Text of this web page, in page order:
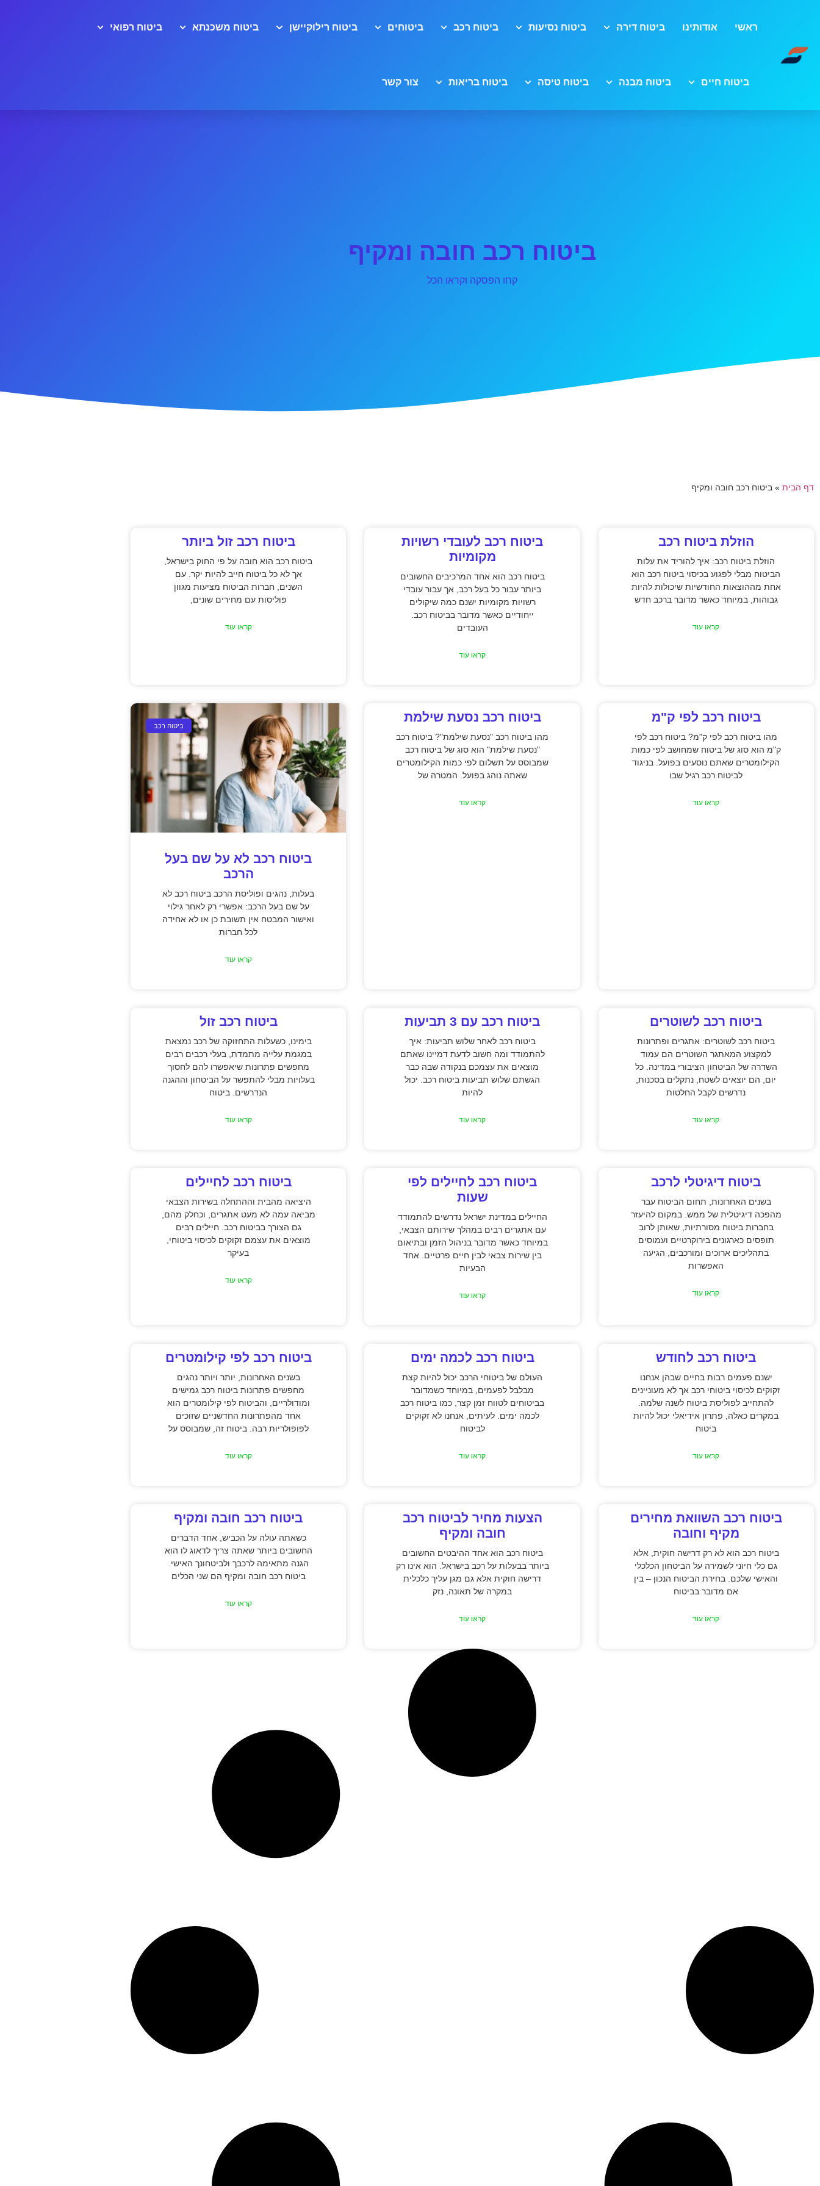
ראשי אודותינו ביטוח דירה ביטוח נסיעות ביטוח רכב ביטוחים ביטוח רילוקיישן ביטוח משכנתא ביטוח רפואי
ביטוח חיים ביטוח מבנה ביטוח טיסה ביטוח בריאות צור קשר
ביטוח רכב חובה ומקיף
קחו הפסקה וקראו הכל
דף הבית » ביטוח רכב חובה ומקיף
הוזלת ביטוח רכב
הוזלת ביטוח רכב: איך להוריד את עלות
הביטוח מבלי לפגוע בכיסוי ביטוח רכב הוא
אחת מההוצאות החודשיות שיכולות להיות
גבוהות, במיוחד כאשר מדובר ברכב חדש
קראו עוד
ביטוח רכב לעובדי רשויות
מקומיות
ביטוח רכב הוא אחד המרכיבים החשובים
ביותר עבור כל בעל רכב, אך עבור עובדי
רשויות מקומיות ישנם כמה שיקולים
ייחודיים כאשר מדובר בביטוח רכב.
העובדים
קראו עוד
ביטוח רכב זול ביותר
ביטוח רכב הוא חובה על פי החוק בישראל,
אך לא כל ביטוח חייב להיות יקר. עם
השנים, חברות הביטוח מציעות מגוון
פוליסות עם מחירים שונים,
קראו עוד
ביטוח רכב לפי ק"מ
מהו ביטוח רכב לפי ק"מ? ביטוח רכב לפי
ק"מ הוא סוג של ביטוח שמחושב לפי כמות
הקילומטרים שאתם נוסעים בפועל. בניגוד
לביטוח רכב רגיל שבו
קראו עוד
ביטוח רכב נסעת שילמת
מהו ביטוח רכב "נסעת שילמת"? ביטוח רכב
"נסעת שילמת" הוא סוג של ביטוח רכב
שמבוסס על תשלום לפי כמות הקילומטרים
שאתה נוהג בפועל. המטרה של
קראו עוד
ביטוח רכב
ביטוח רכב לא על שם בעל
הרכב
בעלות, נהגים ופוליסת הרכב ביטוח רכב לא
על שם בעל הרכב: אפשרי רק לאחר גילוי
ואישור המבטח אין תשובת כן או לא אחידה
לכל חברות
קראו עוד
ביטוח רכב לשוטרים
ביטוח רכב לשוטרים: אתגרים ופתרונות
למקצוע המאתגר השוטרים הם עמוד
השדרה של הביטחון הציבורי במדינה. כל
יום, הם יוצאים לשטח, נתקלים בסכנות,
נדרשים לקבל החלטות
קראו עוד
ביטוח רכב עם 3 תביעות
ביטוח רכב לאחר שלוש תביעות: איך
להתמודד ומה חשוב לדעת דמיינו שאתם
מוצאים את עצמכם בנקודה שבה כבר
הגשתם שלוש תביעות ביטוח רכב. יכול
להיות
קראו עוד
ביטוח רכב זול
בימינו, כשעלות התחזוקה של רכב נמצאת
במגמת עלייה מתמדת, בעלי רכבים רבים
מחפשים פתרונות שיאפשרו להם לחסוך
בעלויות מבלי להתפשר על הביטחון וההגנה
הנדרשים. ביטוח
קראו עוד
ביטוח דיגיטלי לרכב
בשנים האחרונות, תחום הביטוח עבר
מהפכה דיגיטלית של ממש. במקום להיעזר
בחברות ביטוח מסורתיות, שאותן לרוב
תופסים כארגונים בירוקרטיים ועמוסים
בתהליכים ארוכים ומורכבים, הגיעה
האפשרות
קראו עוד
ביטוח רכב לחיילים לפי
שעות
החיילים במדינת ישראל נדרשים להתמודד
עם אתגרים רבים במהלך שירותם הצבאי,
במיוחד כאשר מדובר בניהול הזמן ובתיאום
בין שירות צבאי לבין חיים פרטיים. אחד
הבעיות
קראו עוד
ביטוח רכב לחיילים
היציאה מהבית וההתחלה בשירות הצבאי
מביאה עמה לא מעט אתגרים, וכחלק מהם,
גם הצורך בביטוח רכב. חיילים רבים
מוצאים את עצמם זקוקים לכיסוי ביטוחי,
בעיקר
קראו עוד
ביטוח רכב לחודש
ישנם פעמים רבות בחיים שבהן אנחנו
זקוקים לכיסוי ביטוחי רכב אך לא מעוניינים
להתחייב לפוליסת ביטוח לשנה שלמה.
במקרים כאלה, פתרון אידיאלי יכול להיות
ביטוח
קראו עוד
ביטוח רכב לכמה ימים
העולם של ביטוחי הרכב יכול להיות קצת
מבלבל לפעמים, במיוחד כשמדובר
בביטוחים לטווח זמן קצר, כמו ביטוח רכב
לכמה ימים. לעיתים, אנחנו לא זקוקים
לביטוח
קראו עוד
ביטוח רכב לפי קילומטרים
בשנים האחרונות, יותר ויותר נהגים
מחפשים פתרונות ביטוח רכב גמישים
ומודולריים, והביטוח לפי קילומטרים הוא
אחד מהפתרונות החדשניים שזוכים
לפופולריות רבה. ביטוח זה, שמבוסס על
קראו עוד
ביטוח רכב השוואת מחירים
מקיף וחובה
ביטוח רכב הוא לא רק דרישה חוקית, אלא
גם כלי חיוני לשמירה על הביטחון הכלכלי
והאישי שלכם. בחירת הביטוח הנכון – בין
אם מדובר בביטוח
קראו עוד
הצעות מחיר לביטוח רכב
חובה ומקיף
ביטוח רכב הוא אחד ההיבטים החשובים
ביותר בבעלות על רכב בישראל. הוא אינו רק
דרישה חוקית אלא גם מגן עליך כלכלית
במקרה של תאונה, נזק
קראו עוד
ביטוח רכב חובה ומקיף
כשאתה עולה על הכביש, אחד הדברים
החשובים ביותר שאתה צריך לדאוג לו הוא
הגנה מתאימה לרכבך ולביטחונך האישי.
ביטוח רכב חובה ומקיף הם שני הכלים
קראו עוד